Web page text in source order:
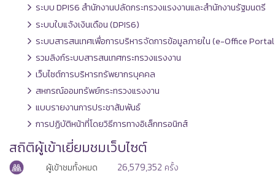
ระบบ DPIS6 สำนักงานปลัดกระทรวงแรงงานและสำนักงานรัฐมนตรี
ระบบใบแจ้งเงินเดือน (DPIS6)
ระบบสารสนเทศเพื่อการบริหารจัดการข้อมูลภายใน (e-Office
รวมลิงก์ระบบสารสนเทศกระทรวงแรงงาน
เว็บไซต์การบริหารทรัพยากรบุคคล
สหกรณ์ออมทรัพย์กระทรวงแรงงาน
แบบรายงานการประชาสัมพันธ์
การปฏิบัติหน้าที่โดยวิธีการทางอิเล็กทรอนิกส์
สถิติผู้เข้าเยี่ยมชมเว็บไซต์
ผู้เข้าชมทั้งหมด 26,579,352 ครั้ง